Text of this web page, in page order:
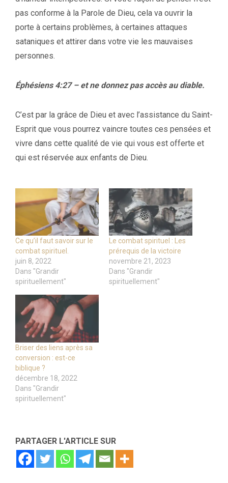
pas conforme à la Parole de Dieu, cela va ouvrir la
porte à certains problèmes, à certaines attaques
sataniques et attirer dans votre vie les mauvaises
personnes.
Éphésiens 4:27 – et ne donnez pas accès au diable.
C’est par la grâce de Dieu et avec l’assistance du Saint-
Esprit que vous pourrez vaincre toutes ces pensées et
vivre dans cette qualité de vie qui vous est offerte et
qui est réservée aux enfants de Dieu.
Ce qu’il faut savoir sur le
combat spirituel.
juin 8, 2022
Dans "Grandir
spirituellement"
Le combat spirituel : Les
prérequis de la victoire
novembre 21, 2023
Dans "Grandir
spirituellement"
Briser des liens après sa
conversion : est-ce
biblique ?
décembre 18, 2022
Dans "Grandir
spirituellement"
PARTAGER L'ARTICLE SUR